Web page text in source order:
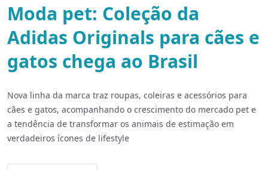
Moda pet: Coleção da
Adidas Originals para cães e
gatos chega ao Brasil
Nova linha da marca traz roupas, coleiras e acessórios para
cães e gatos, acompanhando o crescimento do mercado pet e
a tendência de transformar os animais de estimação em
verdadeiros ícones de lifestyle